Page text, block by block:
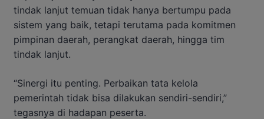
tindak lanjut temuan tidak hanya bertumpu pada
sistem yang baik, tetapi terutama pada komitmen
pimpinan daerah, perangkat daerah, hingga tim
tindak lanjut.
“Sinergi itu penting. Perbaikan tata kelola
pemerintah tidak bisa dilakukan sendiri-sendiri,”
tegasnya di hadapan peserta.